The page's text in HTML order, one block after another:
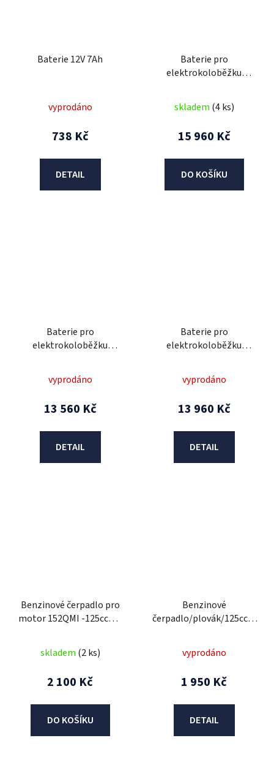
Baterie 12V 7Ah
vyprodáno
738 Kč
DETAIL
Baterie pro
elektrokoloběžku
/vyjímatelná s
pouzdrem/
skladem (4 ks)
15 960 Kč
DO KOŠÍKU
Baterie pro
elektrokoloběžku
HR8+HS2/
vyprodáno
13 560 Kč
DETAIL
Baterie pro
elektrokoloběžku
60V 20Ah /proHR2/
vyprodáno
13 960 Kč
DETAIL
Benzinové čerpadlo pro
motor 152QMI -125ccm /
skladem (2 ks)
2 100 Kč
DO KOŠÍKU
Benzinové
čerpadlo/plovák/125ccm
vyprodáno
1 950 Kč
DETAIL